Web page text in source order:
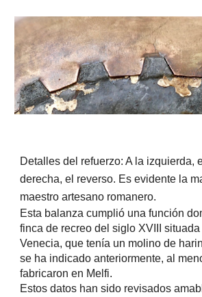
Detalles del refuerzo: A la izquierda,
derecha, el reverso. Es evidente la
maestro artesano romanero.
Esta balanza cumplió una función
finca de recreo del siglo XVIII
Venecia, que tenía un molino de
se ha indicado anteriormente, al
fabricaron en Melfi.
Estos datos han sido revisados